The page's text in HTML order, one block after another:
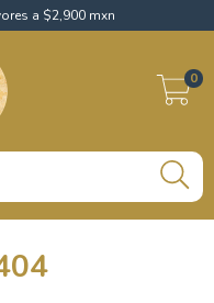
a $2,900 mxn
0